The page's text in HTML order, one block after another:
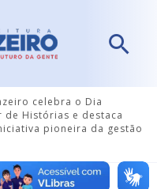
celebra o Dia
Histórias e destaca
pioneira da gestão